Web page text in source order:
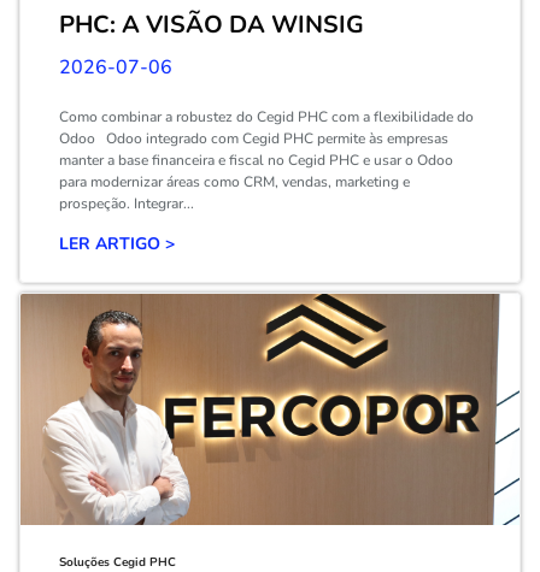
PHC: A VISÃO DA WINSIG
2026-07-06
Como combinar a robustez do Cegid PHC com a flexibilidade do
Odoo Odoo integrado com Cegid PHC permite às empresas
manter a base financeira e fiscal no Cegid PHC e usar o Odoo
para modernizar áreas como CRM, vendas, marketing e
prospeção. Integrar...
LER ARTIGO >
Soluções Cegid PHC